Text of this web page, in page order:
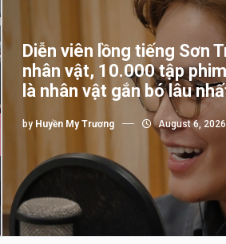
Diễn viên lồng tiếng Sơn
nhân vật, 10.000 tập
là nhân vật gắn bó lâu
by Huyền My Trương August 6, 2026